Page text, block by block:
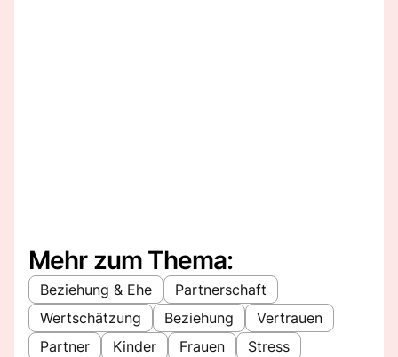
Mehr zum Thema:
Beziehung & Ehe
Partnerschaft
Wertschätzung
Beziehung
Vertrauen
Partner
Kinder Frauen Stress